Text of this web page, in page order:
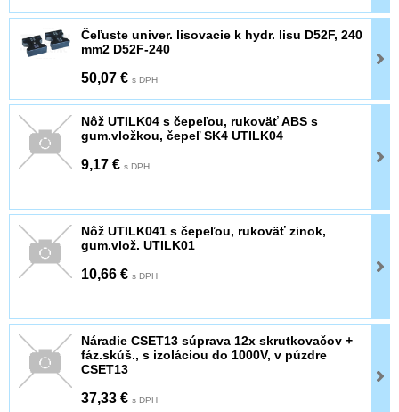
Čeľuste univer. lisovacie k hydr. lisu D52F, 240
mm2 D52F-240
50,07 € s DPH
Nôž UTILK04 s čepeľou, rukoväť ABS s
gum.vložkou, čepeľ SK4 UTILK04
9,17 € s DPH
Nôž UTILK041 s čepeľou, rukoväť zinok,
gum.vlož. UTILK01
10,66 € s DPH
Náradie CSET13 súprava 12x skrutkovačov +
fáz.skúš., s izoláciou do 1000V, v púzdre
CSET13
37,33 € s DPH